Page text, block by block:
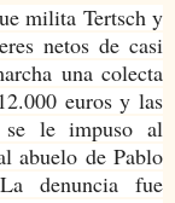
milita Tertsch y
netos de casi
una colecta
euros y las
se le impuso al
abuelo de Pablo
denuncia fue